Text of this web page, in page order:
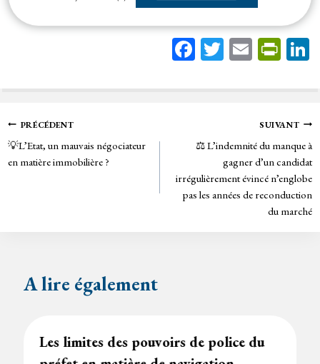
Fa
bo
T
tt
E
ail
Pr
tF
rie
n
dl
y
Navigation
de
PRÉCÉDENT
💡L’Etat, un mauvais négociateur
en matière immobilière ?
SUIVANT
⚖️ L’indemnité du manque à
gagner d’un candidat
irrégulièrement évincé n’englobe
pas les années de reconduction
du marché
A lire également
Les limites des pouvoirs de police du